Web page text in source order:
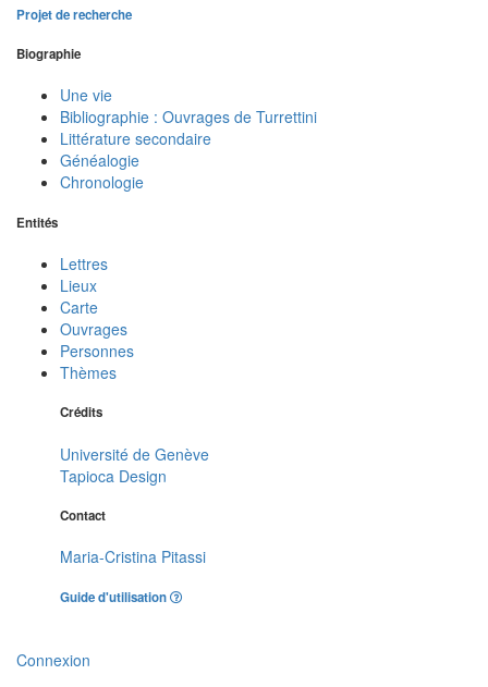
Projet de recherche
Biographie
Une vie
Bibliographie : Ouvrages de Turrettini
Littérature secondaire
Généalogie
Chronologie
Entités
Lettres
Lieux
Carte
Ouvrages
Personnes
Thèmes
Crédits
Université de Genève
Tapioca Design
Contact
Maria-Cristina Pitassi
Guide d'utilisation
Connexion